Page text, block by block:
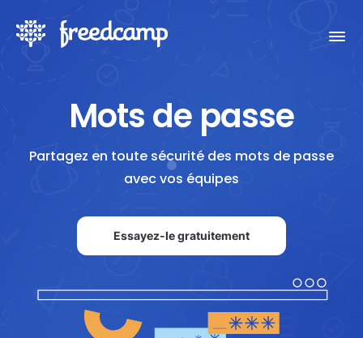
Mots de passe
Partagez en toute sécurité des mots de passe
avec vos équipes
Essayez-le gratuitement